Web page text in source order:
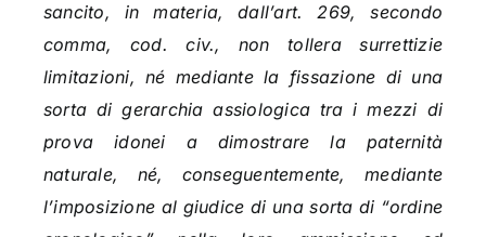
sancito, in materia, dall’art. 269, secondo
comma, cod. civ., non tollera surrettizie
limitazioni, né mediante la fissazione di una
sorta di gerarchia assiologica tra i mezzi di
prova idonei a dimostrare la paternità
naturale, né, conseguentemente, mediante
l’imposizione al giudice di una sorta di “ordine